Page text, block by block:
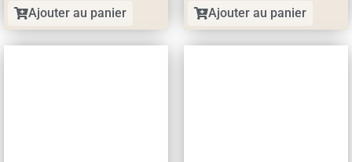
Ajouter au panier Ajouter au panier